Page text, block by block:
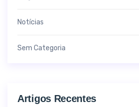
Notícias
Sem Categoria
Artigos Recentes